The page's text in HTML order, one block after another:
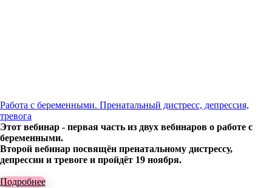
Работа с беременными. Пренатальный дистресс, депрессия,
тревога
Этот вебинар - первая часть из двух вебинаров о работе с
беременными.
Второй вебинар посвящён пренатальному дистрессу,
депрессии и тревоге и пройдёт 19 ноября.
Подробнее